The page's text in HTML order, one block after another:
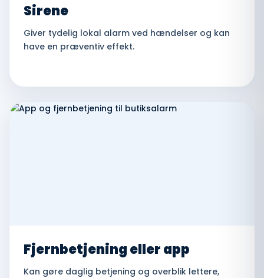
Sirene
Giver tydelig lokal alarm ved hændelser og kan
have en præventiv effekt.
Fjernbetjening eller app
Kan gøre daglig betjening og overblik lettere,